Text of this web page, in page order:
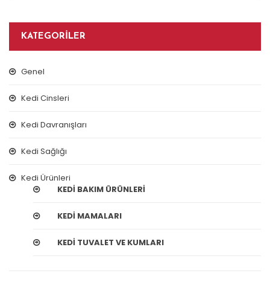
KATEGORILER
Genel
Kedi Cinsleri
Kedi Davranışları
Kedi Sağlığı
Kedi Ürünleri
KEDI BAKIM ÜRÜNLERI
KEDI MAMALARI
KEDI TUVALET VE KUMLARI